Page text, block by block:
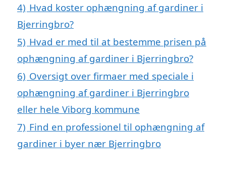
4) Hvad koster ophængning af gardiner i
Bjerringbro?
5) Hvad er med til at bestemme prisen på
ophængning af gardiner i Bjerringbro?
6) Oversigt over firmaer med speciale i
ophængning af gardiner i Bjerringbro
eller hele Viborg kommune
7) Find en professionel til ophængning af
gardiner i byer nær Bjerringbro